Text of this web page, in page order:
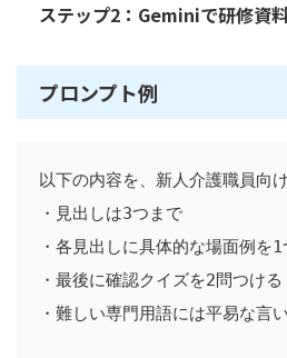
ステップ2：Geminiで研修資
プロンプト例
以下の内容を、新人介護職員向
・見出しは3つまで
・各見出しに具体的な場面例を
・最後に確認クイズを2問つける
・難しい専門用語には平易な言